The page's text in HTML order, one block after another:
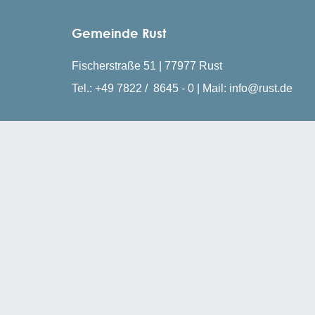
Gemeinde Rust
Fischerstraße 51 | 77977 Rust
Tel.: +49 7822 / 8645 - 0 | Mail: info@rust.de